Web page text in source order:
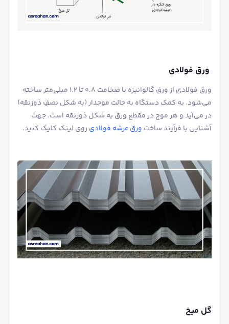
ورق فولادی
ورق فولادی از ورق گالوانیزه با ضخامت 0.8 تا 1.2 میلی‌متر ساخته
می‌شود. به کمک دستگاه به حالت موجدار (به شکل نصفِ ذوزنقه)
در می‌آید و هر موج در مقطع ورق به شکل ذوزنقه است. جهت
آشنایی با فرآیند ساخت ورق عرشه فولادی روی لینک کلیک کنید.
گل میخ